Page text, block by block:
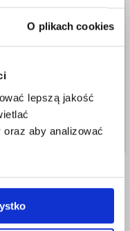
O plikach cookies
lepszą jakość
aby analizować
- 20:00.